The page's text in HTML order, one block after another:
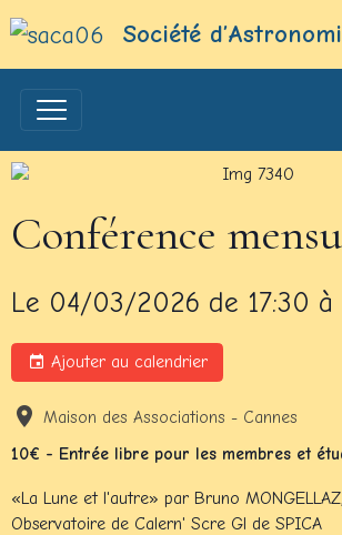
Société
Conférence
Le 04/03/2026 de 17:30 à
Ajouter au calendrier
Maison des Associations - Cannes
10€ - Entrée libre pour les membres et
«La Lune et l'autre» par Bruno
Observatoire de Calern' Scre Gl de SPICA